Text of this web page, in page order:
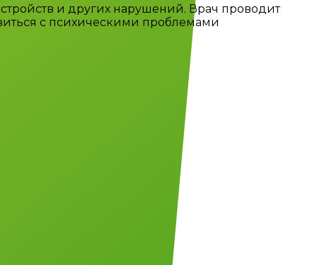
и других нарушений. Врач проводит
с психическими проблемами